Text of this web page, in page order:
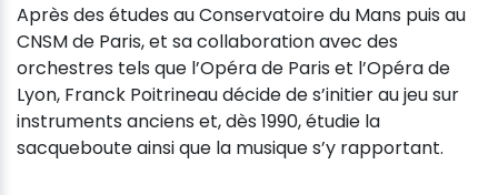
Après des études au Conservatoire du Mans puis au
CNSM de Paris, et sa collaboration avec des
orchestres tels que l’Opéra de Paris et l’Opéra de
Lyon, Franck Poitrineau décide de s’initier au jeu sur
instruments anciens et, dès 1990, étudie la
sacqueboute ainsi que la musique s’y rapportant.